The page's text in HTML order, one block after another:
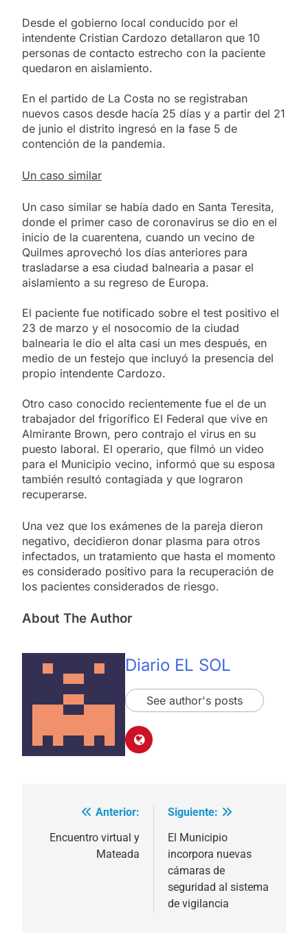
Desde el gobierno local conducido por el
intendente Cristian Cardozo detallaron que 10
personas de contacto estrecho con la paciente
quedaron en aislamiento.
En el partido de La Costa no se registraban
nuevos casos desde hacía 25 días y a partir del 21
de junio el distrito ingresó en la fase 5 de
contención de la pandemia.
Un caso similar
Un caso similar se había dado en Santa Teresita,
donde el primer caso de coronavirus se dio en el
inicio de la cuarentena, cuando un vecino de
Quilmes aprovechó los días anteriores para
trasladarse a esa ciudad balnearia a pasar el
aislamiento a su regreso de Europa.
El paciente fue notificado sobre el test positivo el
23 de marzo y el nosocomio de la ciudad
balnearia le dio el alta casi un mes después, en
medio de un festejo que incluyó la presencia del
propio intendente Cardozo.
Otro caso conocido recientemente fue el de un
trabajador del frigorífico El Federal que vive en
Almirante Brown, pero contrajo el virus en su
puesto laboral. El operario, que filmó un video
para el Municipio vecino, informó que su esposa
también resultó contagiada y que lograron
recuperarse.
Una vez que los exámenes de la pareja dieron
negativo, decidieron donar plasma para otros
infectados, un tratamiento que hasta el momento
es considerado positivo para la recuperación de
los pacientes considerados de riesgo.
About The Author
Diario EL SOL
See author's posts
Navegación
de
Anterior:
Encuentro virtual y
Mateada
Siguiente:
El Municipio
incorpora nuevas
cámaras de
seguridad al sistema
de vigilancia